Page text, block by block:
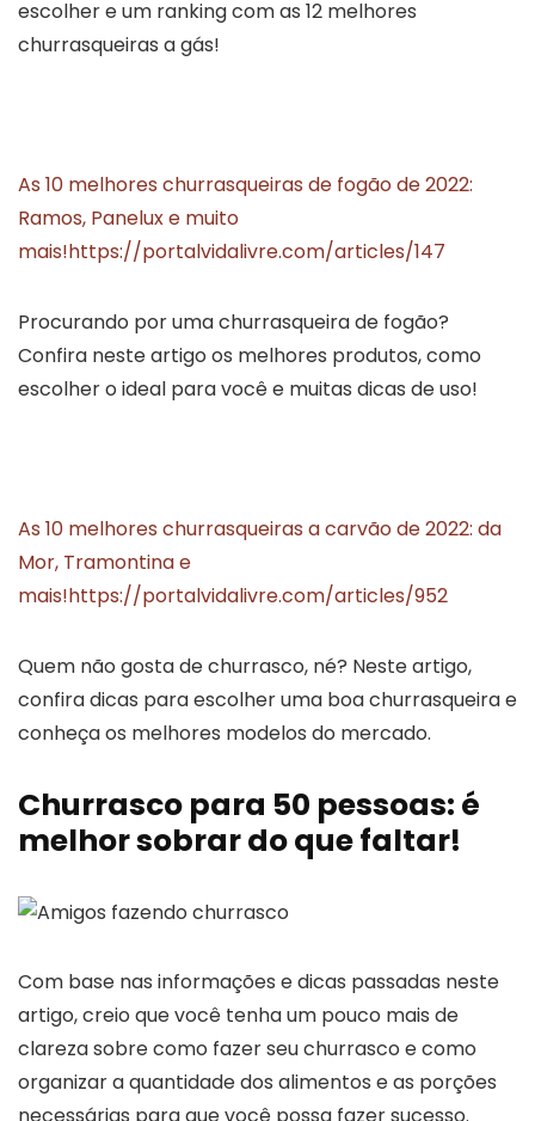
escolher e um ranking com as 12 melhores
churrasqueiras a gás!
As 10 melhores churrasqueiras de fogão de 2022:
Ramos, Panelux e muito
mais!https://portalvidalivre.com/articles/147
Procurando por uma churrasqueira de fogão?
Confira neste artigo os melhores produtos, como
escolher o ideal para você e muitas dicas de uso!
As 10 melhores churrasqueiras a carvão de 2022: da
Mor, Tramontina e
mais!https://portalvidalivre.com/articles/952
Quem não gosta de churrasco, né? Neste artigo,
confira dicas para escolher uma boa churrasqueira e
conheça os melhores modelos do mercado.
Churrasco para 50 pessoas: é
melhor sobrar do que faltar!
Com base nas informações e dicas passadas neste
artigo, creio que você tenha um pouco mais de
clareza sobre como fazer seu churrasco e como
organizar a quantidade dos alimentos e as porções
necessárias para que você possa fazer sucesso.